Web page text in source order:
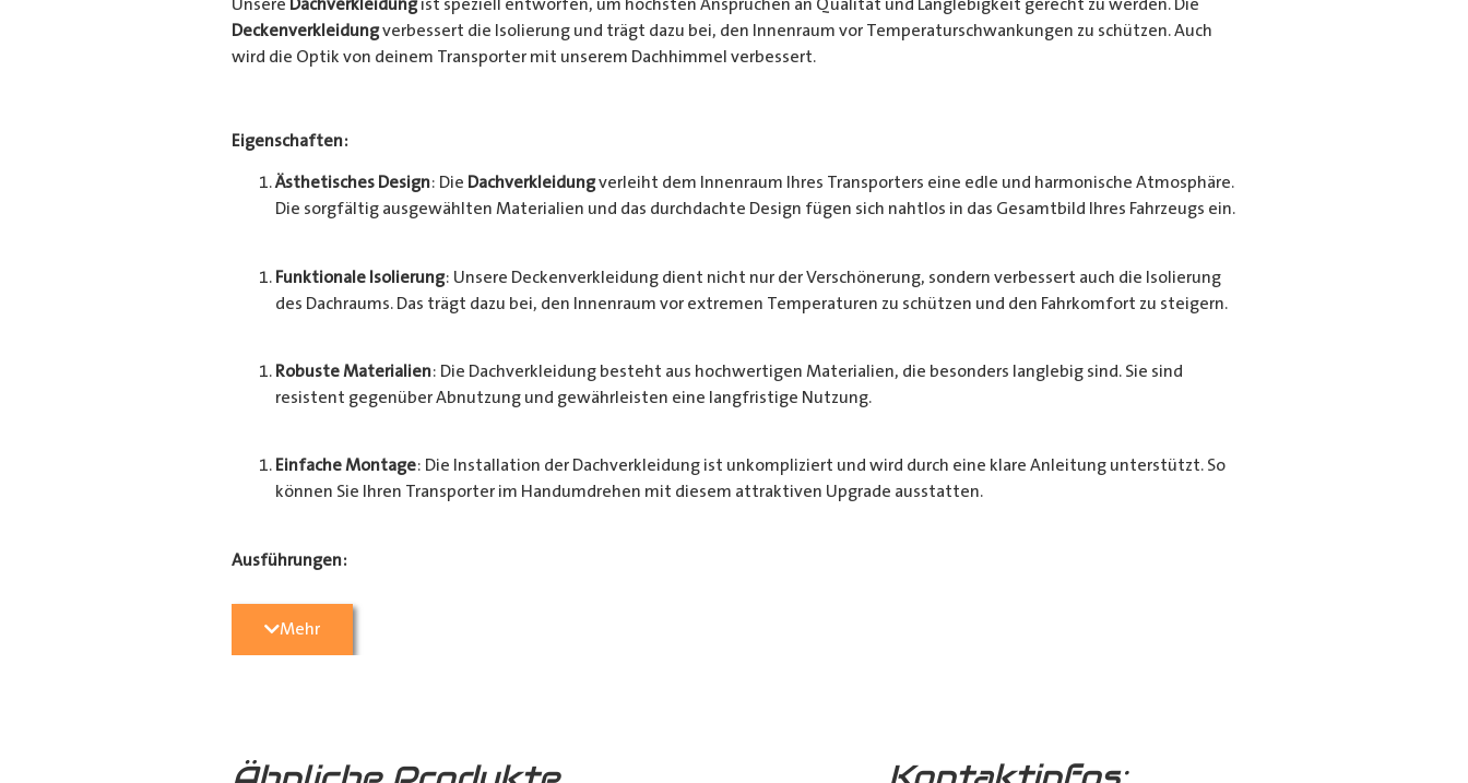
Unsere Dachverkleidungist speziell entworfen, um höchsten Ansprüchen an Qualität und Langlebigkeit gerecht zu werden. Die
Deckenverkleidungverbessert die Isolierung und trägt dazu bei, den Innenraum vor Temperaturschwankungen zu schützen. Auch
wird die Optik von deinem Transporter mit unserem Dachhimmel verbessert.
Eigenschaften:
Ästhetisches Design: Die Dachverkleidungverleiht dem Innenraum Ihres Transporters eine edle und harmonische Atmosphäre.
Die sorgfältig ausgewählten Materialien und das durchdachte Design fügen sich nahtlos in das Gesamtbild Ihres Fahrzeugs ein.
Funktionale Isolierung: Unsere Deckenverkleidung dient nicht nur der Verschönerung, sondern verbessert auch die Isolierung
des Dachraums. Das trägt dazu bei, den Innenraum vor extremen Temperaturen zu schützen und den Fahrkomfort zu steigern.
Robuste Materialien: Die Dachverkleidung besteht aus hochwertigen Materialien, die besonders langlebig sind. Sie sind
resistent gegenüber Abnutzung und gewährleisten eine langfristige Nutzung.
Einfache Montage: Die Installation der Dachverkleidung ist unkompliziert und wird durch eine klare Anleitung unterstützt. So
können Sie Ihren Transporter im Handumdrehen mit diesem attraktiven Upgrade ausstatten.
Ausführungen:
4 mm (grau) Kunststoffwabe
Mehr